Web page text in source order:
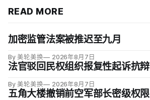
READ MORE
加密监管法案被推迟至九月
By 美轮美换 2026年8月7日
法官驳回民权组织报复性起诉抗辩
By 美轮美换 2026年8月7日
五角大楼撤销前空军部长密级权限